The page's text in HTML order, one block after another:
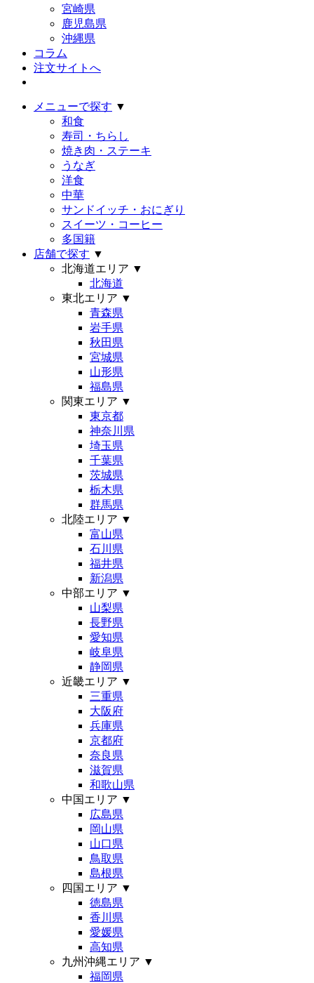
宮崎県
鹿児島県
沖縄県
コラム
注文サイトへ
メニューで探す ▼
和食
寿司・ちらし
焼き肉・ステーキ
うなぎ
洋食
中華
サンドイッチ・おにぎり
スイーツ・コーヒー
多国籍
店舗で探す ▼
北海道エリア ▼
北海道
東北エリア ▼
青森県
岩手県
秋田県
宮城県
山形県
福島県
関東エリア ▼
東京都
神奈川県
埼玉県
千葉県
茨城県
栃木県
群馬県
北陸エリア ▼
富山県
石川県
福井県
新潟県
中部エリア ▼
山梨県
長野県
愛知県
岐阜県
静岡県
近畿エリア ▼
三重県
大阪府
兵庫県
京都府
奈良県
滋賀県
和歌山県
中国エリア ▼
広島県
岡山県
山口県
鳥取県
島根県
四国エリア ▼
徳島県
香川県
愛媛県
高知県
九州沖縄エリア ▼
福岡県